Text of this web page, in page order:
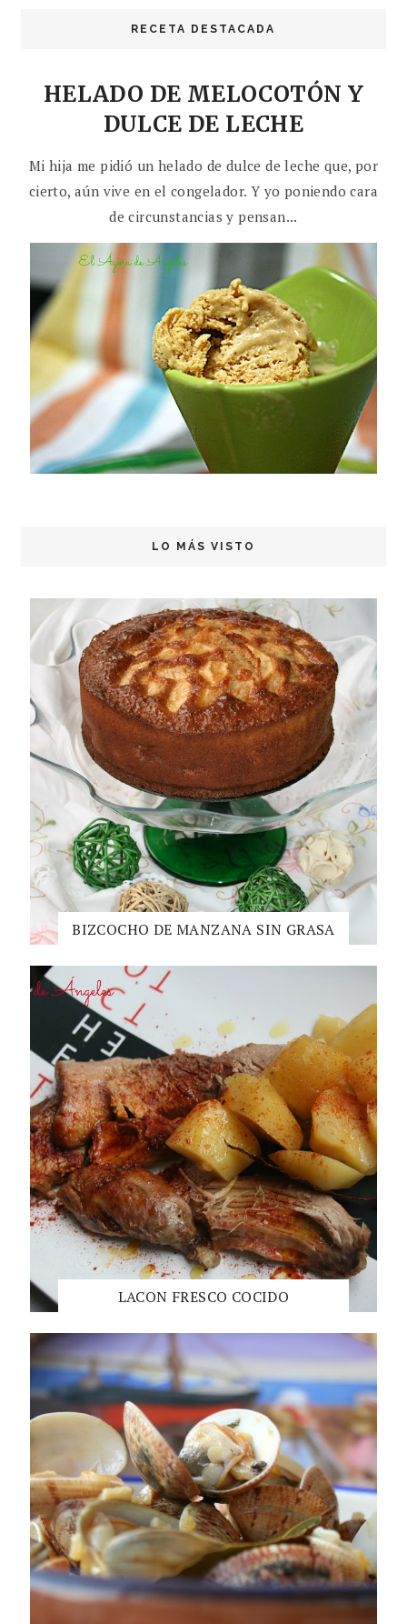
RECETA DESTACADA
HELADO DE MELOCOTÓN Y
DULCE DE LECHE
Mi hija me pidió un helado de dulce de leche que, por
cierto, aún vive en el congelador. Y yo poniendo cara
de circunstancias y pensan...
LO MÁS VISTO
BIZCOCHO DE MANZANA SIN GRASA
LACON FRESCO COCIDO